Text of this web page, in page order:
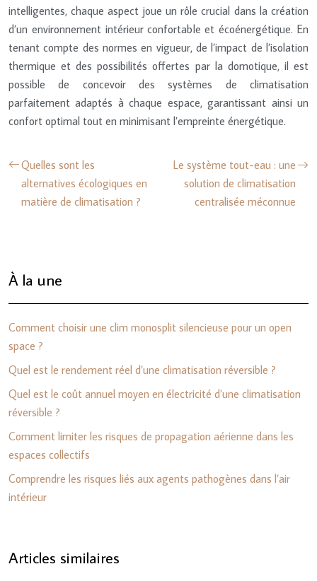
intelligentes, chaque aspect joue un rôle crucial dans la création
d’un environnement intérieur confortable et écoénergétique. En
tenant compte des normes en vigueur, de l’impact de l’isolation
thermique et des possibilités offertes par la domotique, il est
possible de concevoir des systèmes de climatisation
parfaitement adaptés à chaque espace, garantissant ainsi un
confort optimal tout en minimisant l’empreinte énergétique.
Quelles sont les
alternatives écologiques en
matière de climatisation ?
Le système tout-eau : une
solution de climatisation
centralisée méconnue
À la une
Comment choisir une clim monosplit silencieuse pour un open
space ?
Quel est le rendement réel d’une climatisation réversible ?
Quel est le coût annuel moyen en électricité d’une climatisation
réversible ?
Comment limiter les risques de propagation aérienne dans les
espaces collectifs
Comprendre les risques liés aux agents pathogènes dans l’air
intérieur
Articles similaires